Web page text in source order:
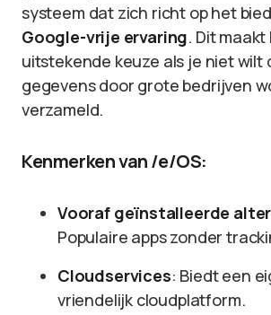
systeem dat zich richt op het
Google-vrije ervaring. Dit
uitstekende keuze als je niet wilt
gegevens door grote bedrijven
verzameld.
Kenmerken van /e/OS:
Vooraf geïnstalleerde
Populaire apps zonder
Cloudservices: Biedt een
vriendelijk cloudplatform.